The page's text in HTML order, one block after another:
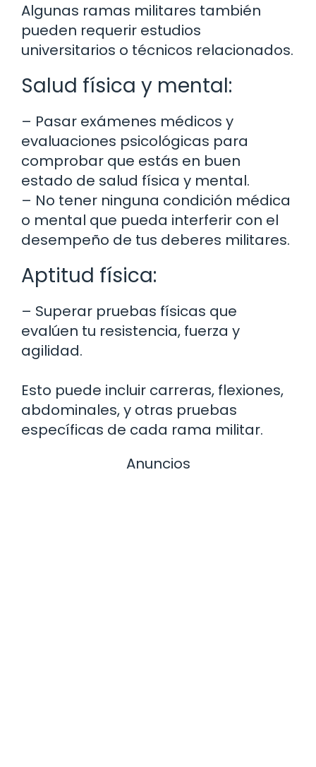
Algunas ramas militares también
pueden requerir estudios
universitarios o técnicos relacionados.
Salud física y mental:
– Pasar exámenes médicos y
evaluaciones psicológicas para
comprobar que estás en buen
estado de salud física y mental.
– No tener ninguna condición médica
o mental que pueda interferir con el
desempeño de tus deberes militares.
Aptitud física:
– Superar pruebas físicas que
evalúen tu resistencia, fuerza y
agilidad.
Esto puede incluir carreras, flexiones,
abdominales, y otras pruebas
específicas de cada rama militar.
Anuncios